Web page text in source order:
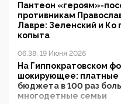
Пантеон «героям»-
противникам
Лавре: Зеленский и Ко
копыта
06:38, 19 Июня 2026
На Гиппократовском
шокирующее: платные
бюджета в 100 раз
многодетные семьи